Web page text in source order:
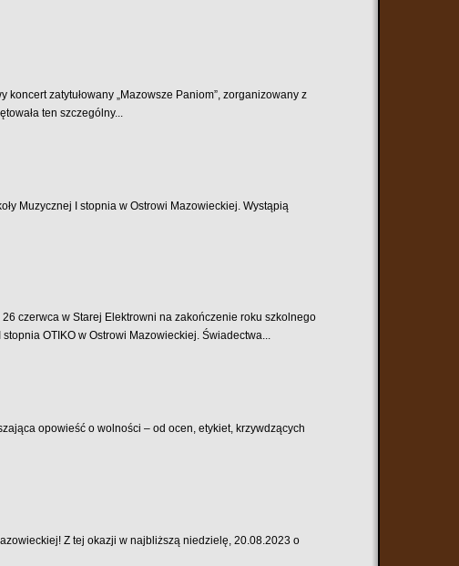
zatytułowany „Mazowsze Paniom”, zorganizowany z
ten szczególny...
Muzycznej I stopnia w Ostrowi Mazowieckiej. Wystąpią
26 czerwca w Starej Elektrowni na zakończenie roku szkolnego
OTIKO w Ostrowi Mazowieckiej. Świadectwa...
opowieść o wolności – od ocen, etykiet, krzywdzących
Z tej okazji w najbliższą niedzielę, 20.08.2023 o